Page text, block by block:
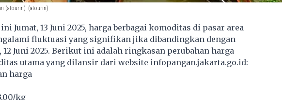
(atourin) (atourin)
Jumat, 13 Juni 2025, harga berbagai komoditas di pasar area
fluktuasi yang signifikan jika dibandingkan dengan
Juni 2025. Berikut ini adalah ringkasan perubahan harga
utama yang dilansir dari website infopangan.jakarta.go.id:
harga
kg